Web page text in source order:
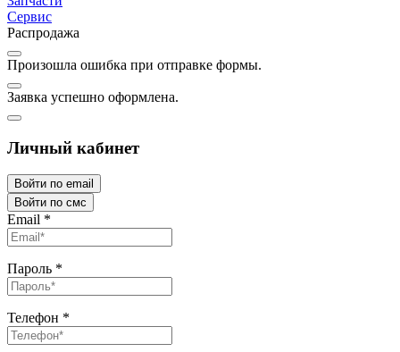
Сервис
Распродажа
Произошла ошибка при отправке формы.
Заявка успешно оформлена.
Личный кабинет
Войти по email
Войти по смс
Email *
Пароль *
Телефон *